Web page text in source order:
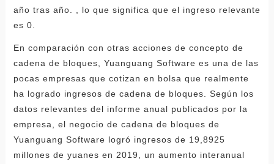
año tras año. , lo que significa que el ingreso relevante
es 0.
En comparación con otras acciones de concepto de
cadena de bloques, Yuanguang Software es una de las
pocas empresas que cotizan en bolsa que realmente
ha logrado ingresos de cadena de bloques. Según los
datos relevantes del informe anual publicados por la
empresa, el negocio de cadena de bloques de
Yuanguang Software logró ingresos de 19,8925
millones de yuanes en 2019, un aumento interanual